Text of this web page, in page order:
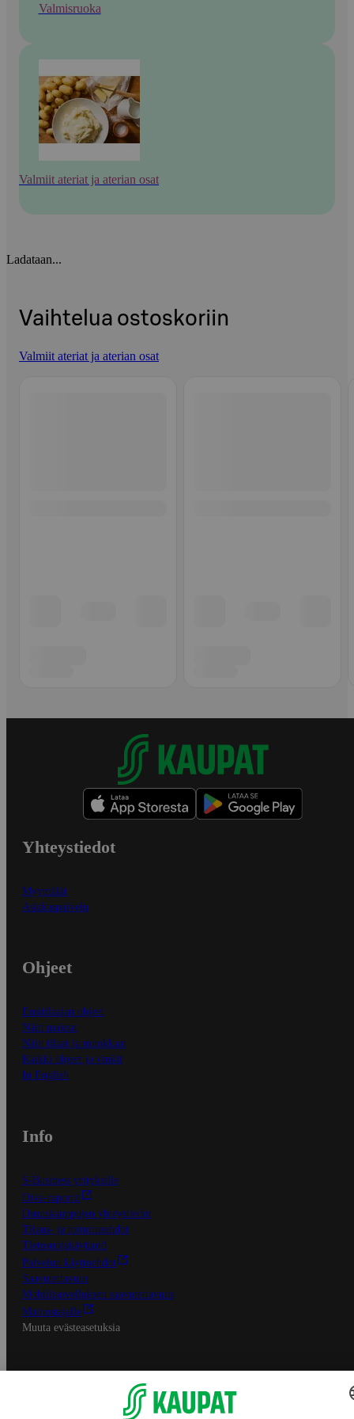
Valmisruoka
Valmiit ateriat ja aterian osat
Ladataan...
Vaihtelua ostoskoriin
Valmiit ateriat ja aterian osat
Yhteystiedot
Myymälät
Asiakaspalvelu
Ohjeet
Ensitilaajan ohjeet
Näin maksat
Näin tilaat ja muokkaat
Kaikki ohjeet ja vinkit
In English
Info
S-Business yrityksille
Oiva-raportit
Osuuskauppojen yhteystiedot
Tilaus- ja toimitusehdot
Tietosuojakäytäntö
Palvelun käyttöehdot
Saavutettavuus
Mobiilisovelluksen saavutettavuus
Mainostajalle
Muuta evästeasetuksia
S-ryhmän palvelut